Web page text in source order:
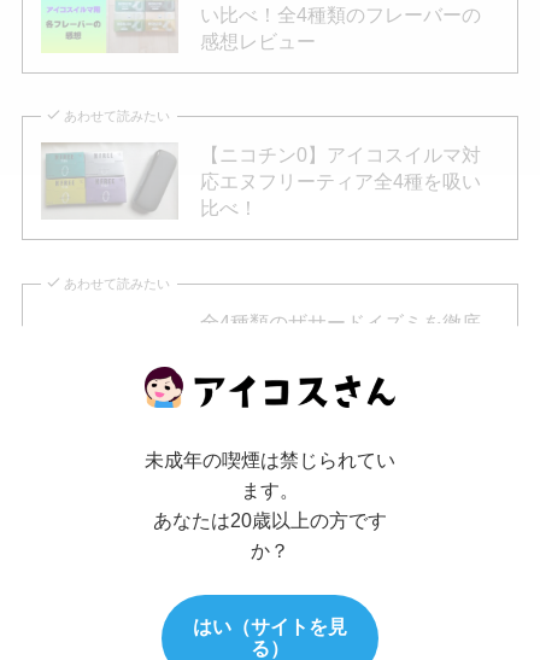
い比べ！全4種類のフレーバーの
感想レビュー
あわせて読みたい
【ニコチン0】アイコスイルマ対
応エヌフリーティア全4種を吸い
比べ！
あわせて読みたい
全4種類のザサードイズミを徹底
コチン0たばこの味わいは？人気
フレーバ...
ニコチンレス3ブランドの吸い比べセット
未成年の喫煙は禁じられてい
ます。
あなたは20歳以上の方です
か？
はい（サイトを見
る）